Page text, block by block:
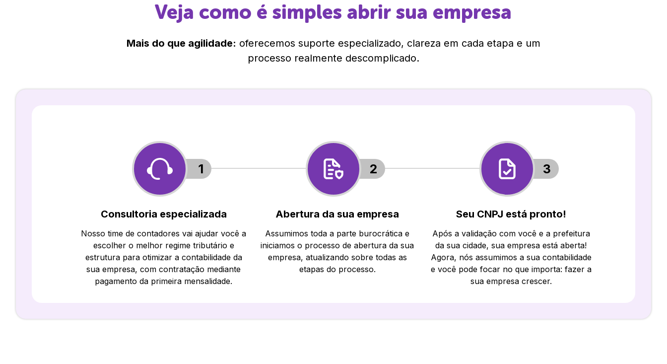
Veja como é simples abrir sua empresa
Mais do que agilidade: oferecemos suporte especializado, clareza em cada etapa e um
processo realmente descomplicado.
1
Consultoria especializada
Nosso time de contadores vai ajudar você a
escolher o melhor regime tributário e
estrutura para otimizar a contabilidade da
sua empresa, com contratação mediante
pagamento da primeira mensalidade.
2
Abertura da sua empresa
Assumimos toda a parte burocrática e
iniciamos o processo de abertura da sua
empresa, atualizando sobre todas as
etapas do processo.
3
Seu CNPJ está pronto!
Após a validação com você e a prefeitura
da sua cidade, sua empresa está aberta!
Agora, nós assumimos a sua contabilidade
e você pode focar no que importa: fazer a
sua empresa crescer.